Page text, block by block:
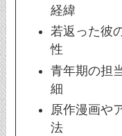
経緯
若返った彼
性
青年期の担
細
原作漫画や
法